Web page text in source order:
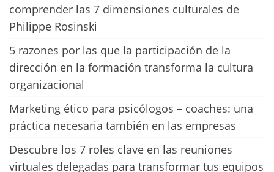
comprender las 7 dimensiones culturales de
Philippe Rosinski
5 razones por las que la participación de la
dirección en la formación transforma la cultura
organizacional
Marketing ético para psicólogos – coaches: una
práctica necesaria también en las empresas
Descubre los 7 roles clave en las reuniones
virtuales delegadas para transformar tus equipos